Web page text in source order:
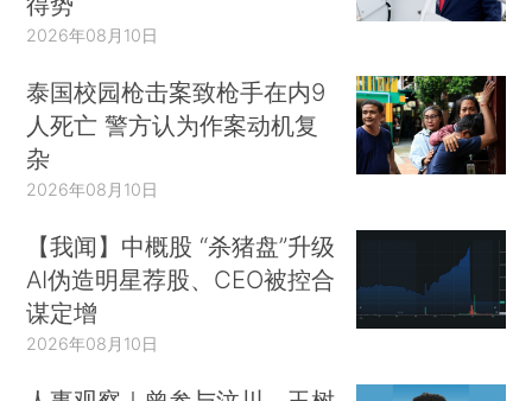
2026年08月10日
泰国校园枪击案致枪手在内9
人死亡 警方认为作案动机复
杂
2026年08月10日
【我闻】中概股 “杀猪盘”升级
AI伪造明星荐股、CEO被控合
谋定增
2026年08月10日